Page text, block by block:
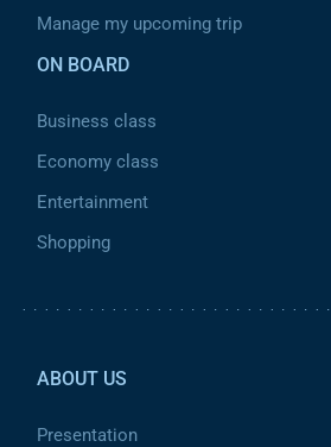
Manage my upcoming trip
ON BOARD
Business class
Economy class
Entertainment
Shopping
ABOUT US
Presentation